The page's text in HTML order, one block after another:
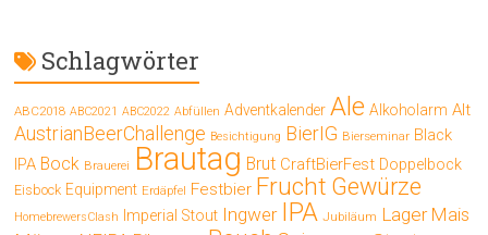
Schlagwörter
ABC2018 ABC2021 ABC2022 Abfüllen Adventkalender Ale Alkoholarm Alt
AustrianBeerChallenge Besichtigung BierIG Bierseminar Black
IPA Bock Brauerei Brautag Brut CraftBierFest Doppelbock
Eisbock Equipment Erdäpfel Festbier Frucht Gewürze
HomebrewersClash Imperial Stout Ingwer IPA Jubiläum Lager Mais